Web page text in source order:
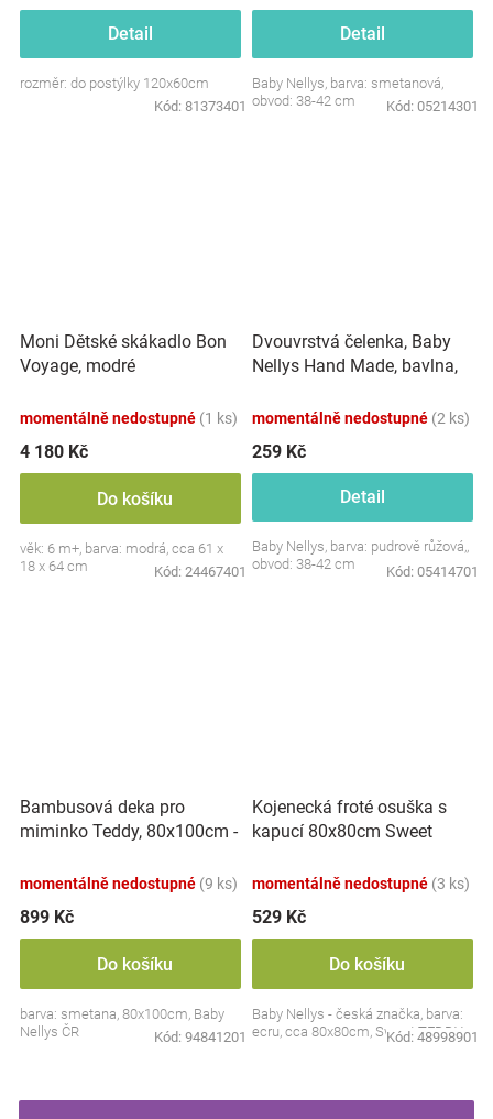
Detail
rozměr: do postýlky 120x60cm
Kód: 81373401
Detail
Baby Nellys, barva: smetanová,
obvod: 38-42 cm
Kód: 05214301
Moni Dětské skákadlo Bon
Voyage, modré
momentálně nedostupné (1 ks)
4 180 Kč
Do košíku
věk: 6 m+, barva: modrá, cca 61 x
18 x 64 cm
Kód: 24467401
Dvouvrstvá čelenka, Baby
Nellys Hand Made, bavlna,
růžová, 80/98
momentálně nedostupné (2 ks)
259 Kč
Detail
Baby Nellys, barva: pudrově růžová,,
obvod: 38-42 cm
Kód: 05414701
Bambusová deka pro
miminko Teddy, 80x100cm -
momentálně nedostupné (9 ks)
899 Kč
Do košíku
barva: smetana, 80x100cm, Baby
Nellys ČR
Kód: 94841201
Kojenecká froté osuška s
kapucí 80x80cm Sweet
momentálně nedostupné (3 ks)
529 Kč
Do košíku
Baby Nellys - česká značka, barva:
ecru, cca 80x80cm, Sweet TEDDY
Kód: 48998901